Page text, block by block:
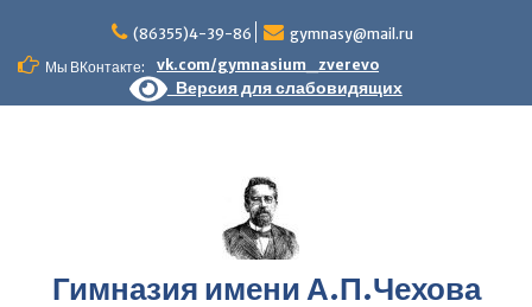
content
(86355)4-39-86
gymnasy@mail.ru
Мы ВКонтакте:
vk.com/gymnasium_zverevo
Версия для слабовидящих
Гимназия имени А.П.Чехова